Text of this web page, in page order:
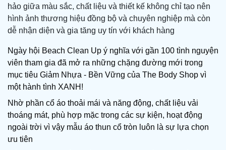
hảo giữa màu sắc, chất liệu và thiết kế không chỉ tạo nên
hình ảnh thương hiệu đồng bộ và chuyên nghiệp mà còn
dễ nhận diện và gia tăng uy tín với khách hàng
Ngày hội Beach Clean Up ý nghĩa với gần 100 tình nguyện
viên tham gia đã mở ra những chặng đường mới trong
mục tiêu Giảm Nhựa - Bền Vững của The Body Shop vì
một hành tình XANH!
Nhờ phần cổ áo thoải mái và năng động, chất liệu vải
thoáng mát, phù hợp mặc trong các sự kiện, hoạt động
ngoài trời vì vậy mẫu áo thun cổ tròn luôn là sự lựa chọn
ưu tiên